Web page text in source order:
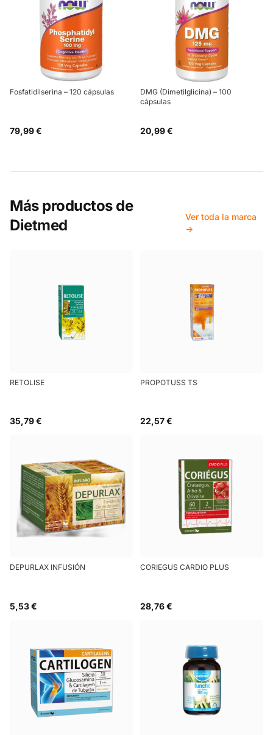
Fosfatidilserina – 120 cápsulas
79,99 €
DMG (Dimetilglicina) – 100
cápsulas
20,99 €
Más productos de
Dietmed
Ver toda la marca
→
RETOLISE
35,79 €
PROPOTUSS TS
22,57 €
DEPURLAX INFUSIÓN
5,53 €
CORIEGUS CARDIO PLUS
28,76 €